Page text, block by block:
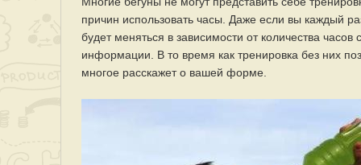
причин использовать часы. Даже если вы каждый
будет меняться в зависимости от количества
информации. В то время как тренировка без них
многое расскажет о вашей форме.